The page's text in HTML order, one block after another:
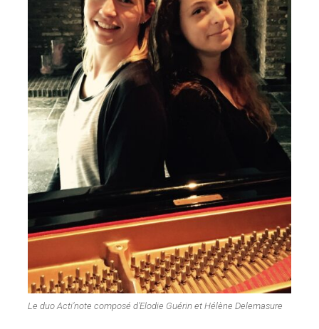
Le duo Acti’note composé d’Elodie Guérin et Hélène Delemasure